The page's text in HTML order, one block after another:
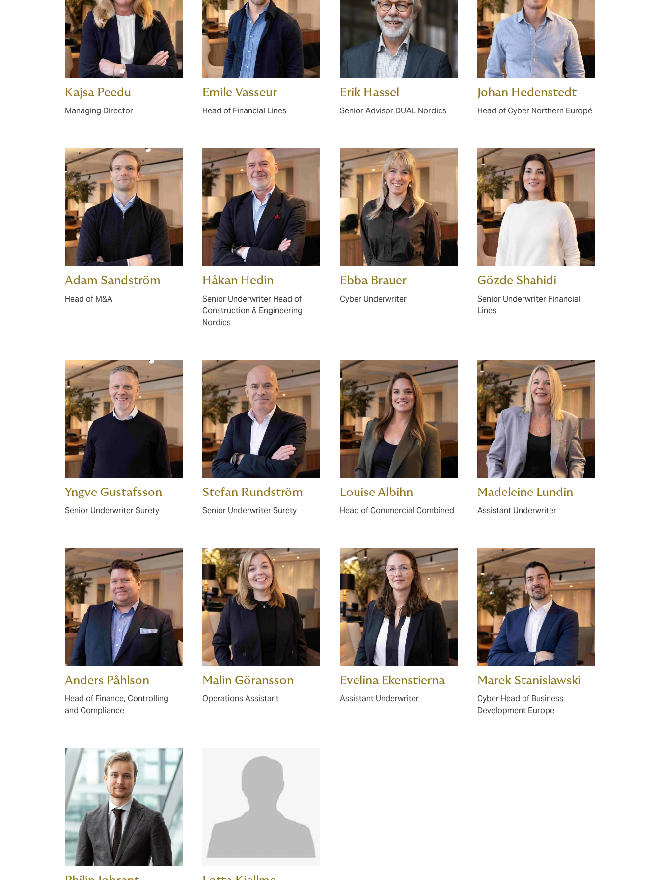
Kajsa Peedu
Managing Director
Emile Vasseur
Head of Financial Lines
Erik Hassel
Senior Advisor DUAL Nordics
Johan Hedenstedt
Head of Cyber Northern Europé
Adam Sandström
Head of M&A
Håkan Hedin
Senior Underwriter Head of
Construction & Engineering
Nordics
Ebba Brauer
Cyber Underwriter
Gözde Shahidi
Senior Underwriter Financial
Lines
Yngve Gustafsson
Senior Underwriter Surety
Stefan Rundström
Senior Underwriter Surety
Louise Albihn
Head of Commercial Combined
Madeleine Lundin
Assistant Underwriter
Anders Påhlson
Head of Finance, Controlling
and Compliance
Malin Göransson
Operations Assistant
Evelina Ekenstierna
Assistant Underwriter
Marek Stanislawski
Cyber Head of Business
Development Europe